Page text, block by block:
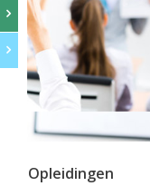
Opleidingen